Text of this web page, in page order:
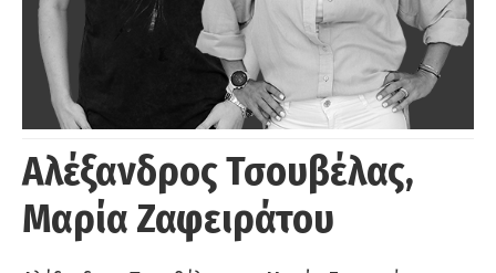
Αλέξανδρος Τσουβέλας,
Μαρία Ζαφειράτου